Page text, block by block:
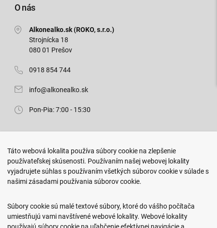
O nás
Alkonealko.sk (ROKO, s.r.o.)
Strojnícka 18
080 01 Prešov
0918 854 744
info@alkonealko.sk
Pon-Pia: 7:00 - 15:30
Arm. gen. Svobodu 23/A
080 01 Prešov
0917 466 578
sekcovpredajna@doroka.sk
Pon-Ned: 9:00 - 20:00
Táto webová lokalita používa súbory cookie na zlepšenie
používateľskej skúsenosti. Používaním našej webovej lokality
vyjadrujete súhlas s používaním všetkých súborov cookie v súlade s
našimi zásadami používania súborov cookie.
Súbory cookie sú malé textové súbory, ktoré do vášho počítača
umiestňujú vami navštívené webové lokality. Webové lokality
používajú súbory cookie na uľahčenie efektívnej navigácie a